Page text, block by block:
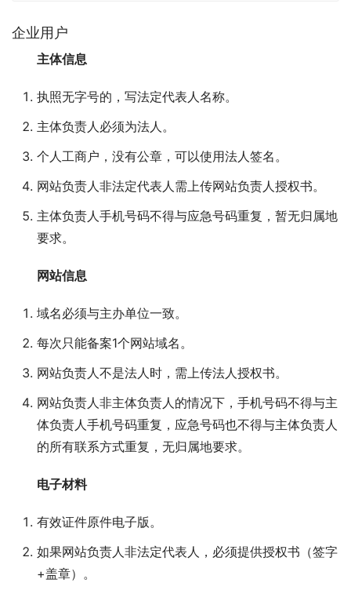
企业用户
主体信息
执照无字号的，写法定代表人名称。
主体负责人必须为法人。
个人工商户，没有公章，可以使用法人签名。
网站负责人非法定代表人需上传网站负责人授权书。
主体负责人手机号码不得与应急号码重复，暂无归属地
要求。
网站信息
域名必须与主办单位一致。
每次只能备案1个网站域名。
网站负责人不是法人时，需上传法人授权书。
网站负责人非主体负责人的情况下，手机号码不得与主
体负责人手机号码重复，应急号码也不得与主体负责人
的所有联系方式重复，无归属地要求。
电子材料
有效证件原件电子版。
如果网站负责人非法定代表人，必须提供授权书（签字
+盖章）。